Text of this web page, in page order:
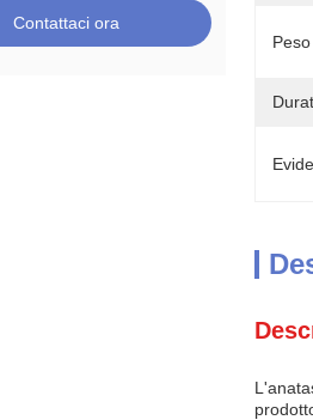
Contattaci ora